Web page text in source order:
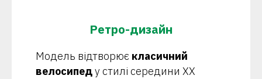
Ретро-дизайн
Модель відтворює класичний
велосипеду стилі середини XX